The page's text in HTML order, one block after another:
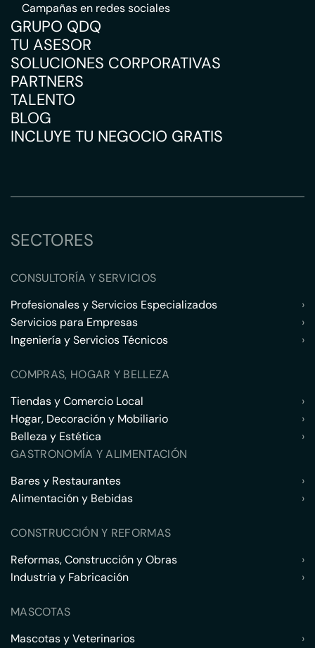
Campañas en redes sociales
GRUPO QDQ
TU ASESOR
SOLUCIONES CORPORATIVAS
PARTNERS
TALENTO
BLOG
INCLUYE TU NEGOCIO GRATIS
SECTORES
CONSULTORÍA Y SERVICIOS
Profesionales y Servicios Especializados
›
Servicios para Empresas
›
Ingeniería y Servicios Técnicos
›
COMPRAS, HOGAR Y BELLEZA
Tiendas y Comercio Local
›
Hogar, Decoración y Mobiliario
›
Belleza y Estética
›
GASTRONOMÍA Y ALIMENTACIÓN
Bares y Restaurantes
›
Alimentación y Bebidas
›
CONSTRUCCIÓN Y REFORMAS
Reformas, Construcción y Obras
›
Industria y Fabricación
›
MASCOTAS
Mascotas y Veterinarios
›